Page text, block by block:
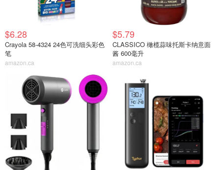
$6.28
Crayola 58-4324 24色可洗细头彩色
笔
amazon.ca
$5.79
CLASSICO 橄榄蒜味托斯卡纳意面
酱 600毫升
amazon.ca